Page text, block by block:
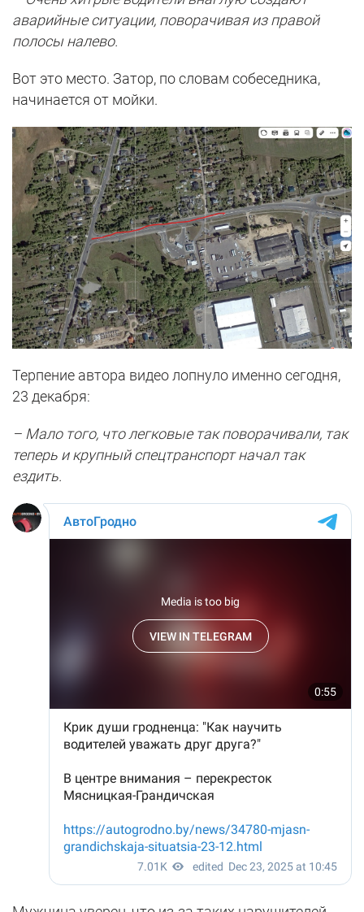
аварийные ситуации, поворачивая из правой
полосы налево.
Вот это место. Затор, по словам собеседника,
начинается от мойки.
Терпение автора видео лопнуло именно сегодня,
23 декабря:
– Мало того, что легковые так поворачивали, так
теперь и крупный спецтранспорт начал так
ездить.